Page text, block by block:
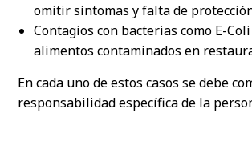
omitir síntomas y falta de
Contagios con bacterias como E-
alimentos contaminados en
En cada uno de estos casos se debe
responsabilidad específica de la